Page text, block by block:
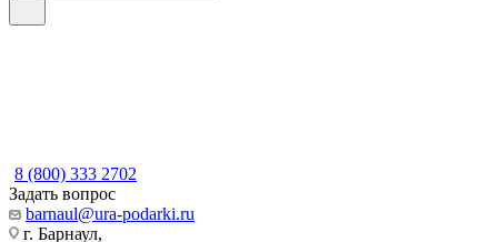
8 (800) 333 2702
Задать вопрос
barnaul@ura-podarki.ru
г. Барнаул,